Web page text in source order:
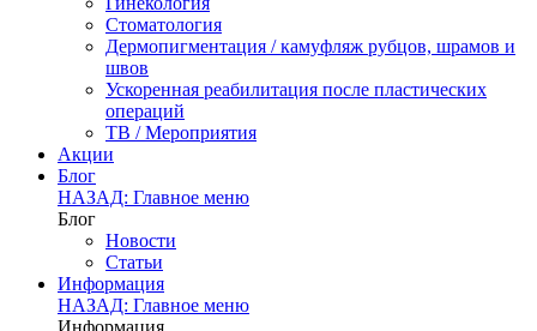
Стоматология
Дермопигментация / камуфляж рубцов, шрамов и
швов
Ускоренная реабилитация после пластических
операций
ТВ / Мероприятия
Акции
Блог
НАЗАД: Главное меню
Блог
Новости
Статьи
Информация
НАЗАД: Главное меню
Информация